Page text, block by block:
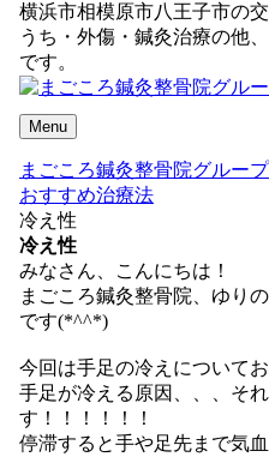
横浜市相模原市八王子市の
うち・外傷・鍼灸治療の他
です。
Menu
まごころ鍼灸整骨院グループ
おすすめ治療法
冷え性
冷え性
みなさん、こんにちは！
まごころ鍼灸整骨院、ゆり
です(*^^*)
今回は手足の冷えについて
手足が冷える原因、、、そ
す！！！！！！
停滞すると手や足先まで気